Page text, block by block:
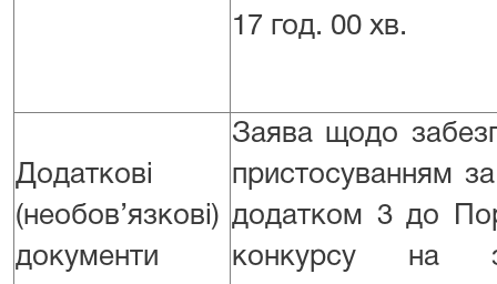
17 год. 00 хв.
Додаткові
(необов’язкові)
документи
Заява щодо
пристосуванням
додатком 3 до
конкурсу на